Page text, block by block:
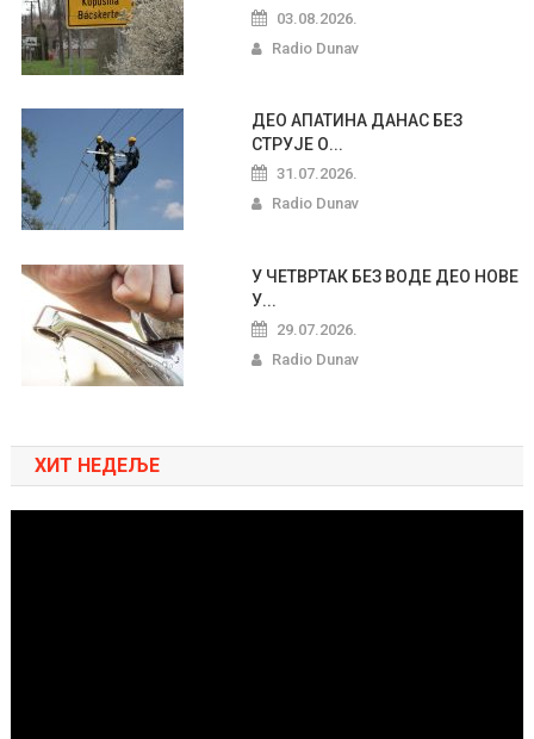
03.08.2026.
Radio Dunav
ДЕО АПАТИНА ДАНАС БЕЗ
СТРУЈЕ О...
31.07.2026.
Radio Dunav
У ЧЕТВРТАК БЕЗ ВОДЕ ДЕО НОВЕ
У...
29.07.2026.
Radio Dunav
ХИТ НЕДЕЉЕ